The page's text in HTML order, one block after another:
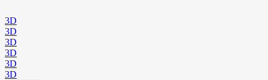
3D
3D
3D
3D
3D
3D